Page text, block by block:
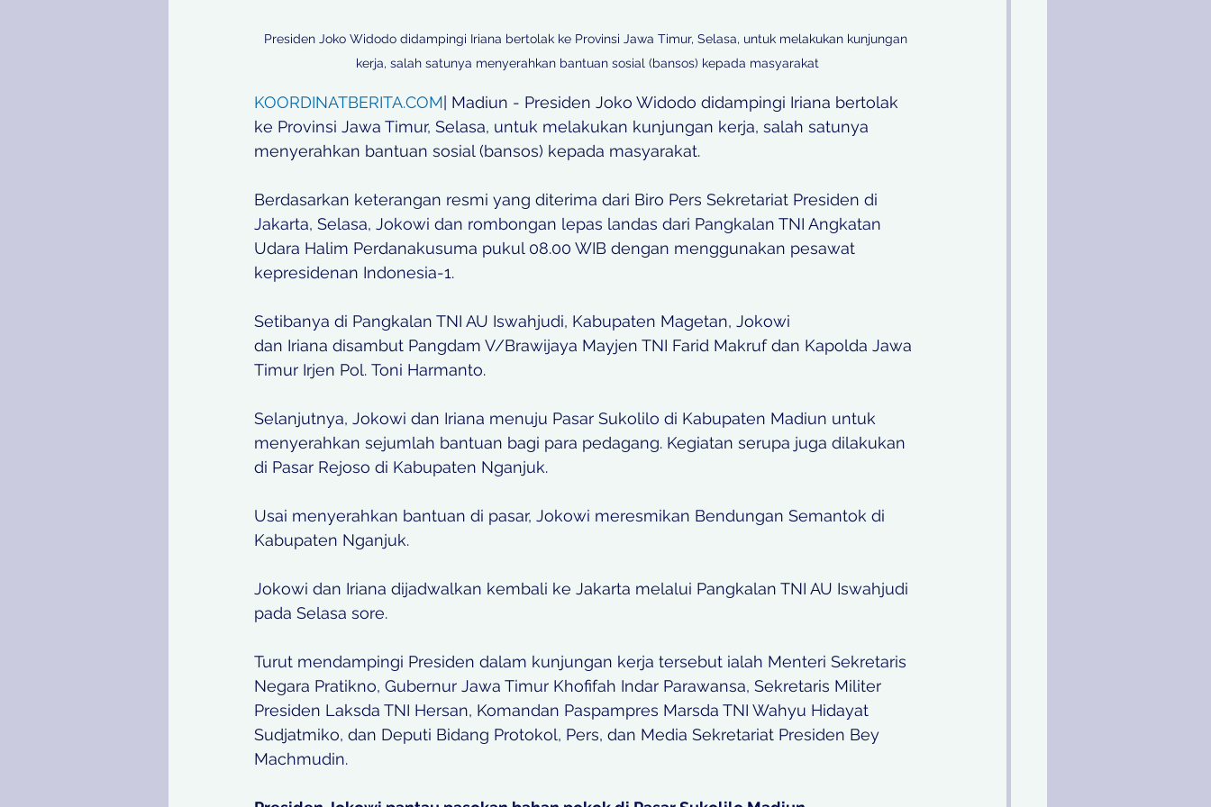
Presiden Joko Widodo didampingi Iriana bertolak ke Provinsi Jawa Timur, Selasa, untuk melakukan kunjungan
kerja, salah satunya menyerahkan bantuan sosial (bansos) kepada masyarakat
KOORDINATBERITA.COM | Madiun - Presiden Joko Widodo didampingi Iriana bertolak
ke Provinsi Jawa Timur, Selasa, untuk melakukan kunjungan kerja, salah satunya
menyerahkan bantuan sosial (bansos) kepada masyarakat.
Berdasarkan keterangan resmi yang diterima dari Biro Pers Sekretariat Presiden di
Jakarta, Selasa, Jokowi dan rombongan lepas landas dari Pangkalan TNI Angkatan
Udara Halim Perdanakusuma pukul 08.00 WIB dengan menggunakan pesawat
kepresidenan Indonesia-1.
Setibanya di Pangkalan TNI AU Iswahjudi, Kabupaten Magetan, Jokowi
dan Iriana disambut Pangdam V/Brawijaya Mayjen TNI Farid Makruf dan Kapolda Jawa
Timur Irjen Pol. Toni Harmanto.
Selanjutnya, Jokowi dan Iriana menuju Pasar Sukolilo di Kabupaten Madiun untuk
menyerahkan sejumlah bantuan bagi para pedagang. Kegiatan serupa juga dilakukan
di Pasar Rejoso di Kabupaten Nganjuk.
Usai menyerahkan bantuan di pasar, Jokowi meresmikan Bendungan Semantok di
Kabupaten Nganjuk.
Jokowi dan Iriana dijadwalkan kembali ke Jakarta melalui Pangkalan TNI AU Iswahjudi
pada Selasa sore.
Turut mendampingi Presiden dalam kunjungan kerja tersebut ialah Menteri Sekretaris
Negara Pratikno, Gubernur Jawa Timur Khofifah Indar Parawansa, Sekretaris Militer
Presiden Laksda TNI Hersan, Komandan Paspampres Marsda TNI Wahyu Hidayat
Sudjatmiko, dan Deputi Bidang Protokol, Pers, dan Media Sekretariat Presiden Bey
Machmudin.